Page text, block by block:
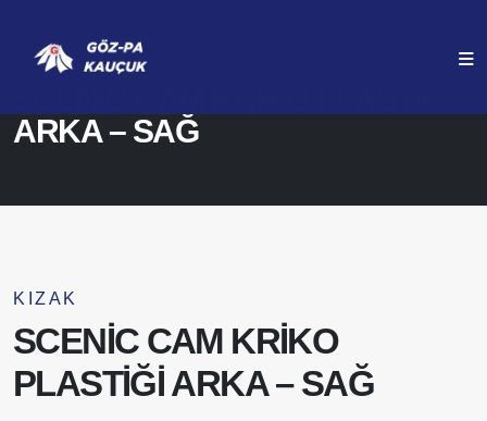
ARKA – SAĞ
ANASAYFA ÜRÜNLERIMIZ
KIZAK
SCENİC CAM KRİKO
PLASTİĞİ ARKA – SAĞ